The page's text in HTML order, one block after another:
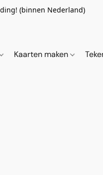
(binnen Nederland)
Kaarten maken